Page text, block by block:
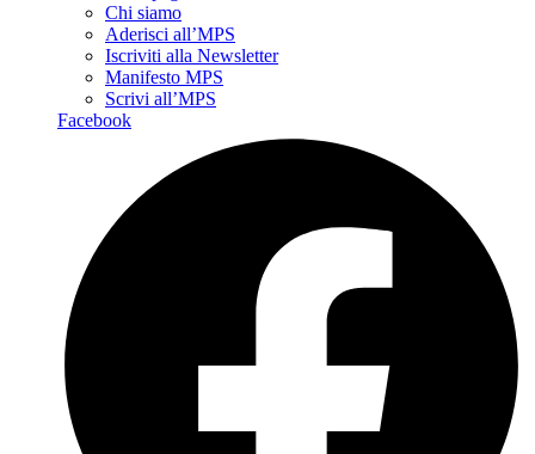
Chi siamo
Aderisci all’MPS
Iscriviti alla Newsletter
Manifesto MPS
Scrivi all’MPS
Facebook